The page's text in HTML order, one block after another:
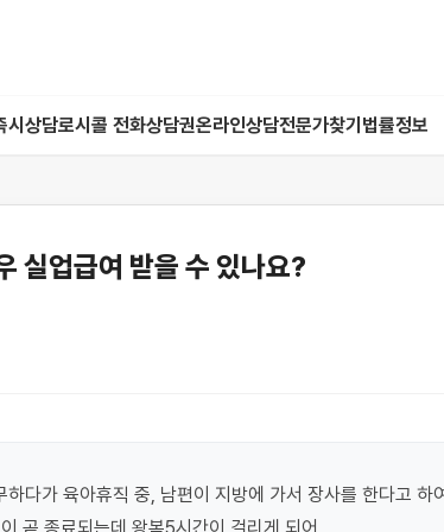
시상담로시콜 전화상담권온라인상담전문가찾기 법률정보
실업급여 받을 수 있나요?
다가 육아휴직 중, 남편이 지방에 가서 장사를 한다고 하